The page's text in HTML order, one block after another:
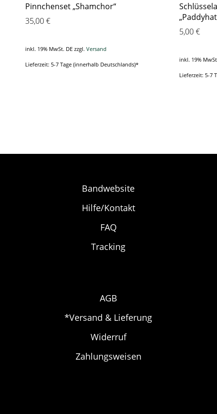
Pinnchenset „Shamchor“
35,00€
inkl. 19% MwSt. DE zzgl. Versand
Lieferzeit: 5-7 Tage (innerhalb Deutschlands)*
5,00€
inkl. 19%
Lieferzeit: 5-7
Bandwebsite
Hilfe/Kontakt
FAQ
Tracking
AGB
*Versand & Lieferung
Widerruf
Zahlungsweisen